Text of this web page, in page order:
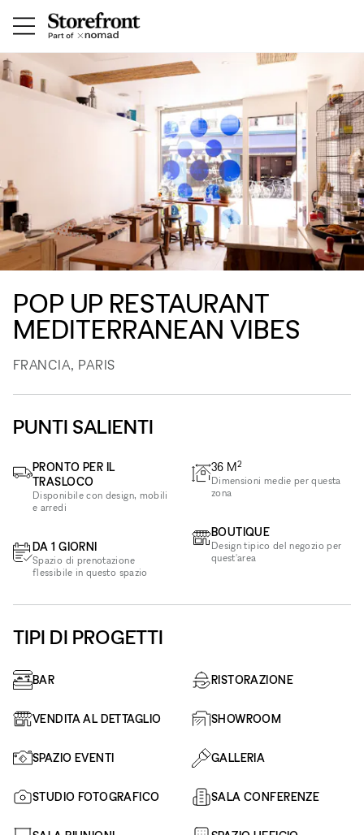
POP UP RESTAURANT
MEDITERRANEAN VIBES
FRANCIA, PARIS
PUNTI SALIENTI
PRONTO PER IL
TRASLOCO
Disponibile con design, mobili
e arredi
DA 1 GIORNI
Spazio di prenotazione
flessibile in questo spazio
36 M2
Dimensioni medie per questa
zona
BOUTIQUE
Design tipico del negozio per
quest'area
TIPI DI PROGETTI
BAR RISTORAZIONE
VENDITA AL DETTAGLIO SHOWROOM
SPAZIO EVENTI GALLERIA
STUDIO FOTOGRAFICO SALA CONFERENZE